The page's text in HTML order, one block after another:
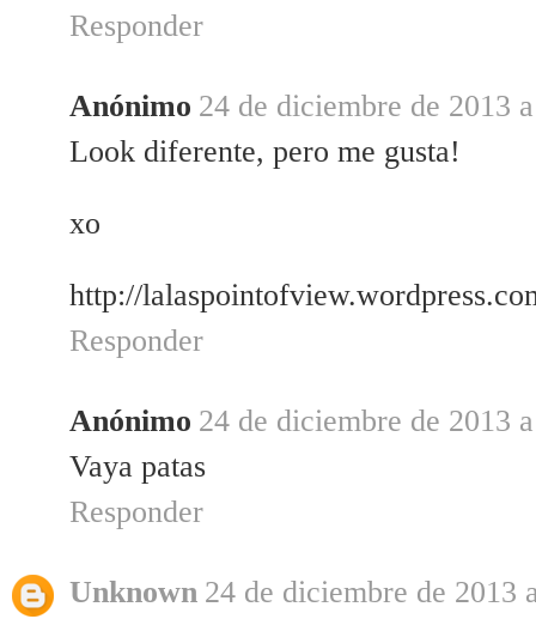
Responder
Anónimo 24 de diciembre de 2013
Look diferente, pero me gusta!
xo
http://
Responder
Anónimo 24 de diciembre de 2013
Vaya patas
Responder
Unknown 24 de diciembre de 2013